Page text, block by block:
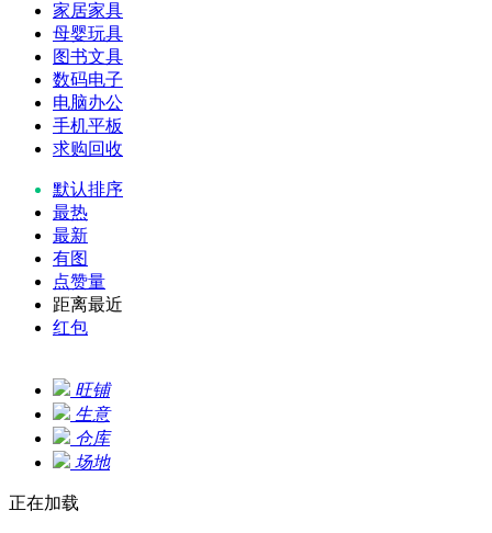
家居家具
母婴玩具
图书文具
数码电子
电脑办公
手机平板
求购回收
默认排序
最热
最新
有图
点赞量
距离最近
红包
旺铺
生意
仓库
场地
正在加载